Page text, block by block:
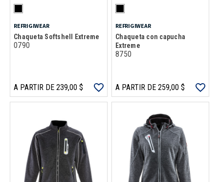
REFRIGIWEAR
Chaqueta Softshell Extreme
0790
A PARTIR DE 239,00 $
REFRIGIWEAR
Chaqueta con capucha
Extreme
8750
A PARTIR DE 259,00 $